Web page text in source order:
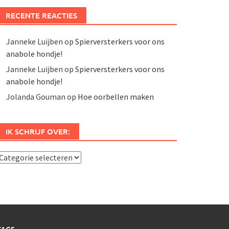
RECENTE REACTIES
Janneke Luijben op Spierversterkers voor ons
anabole hondje!
Janneke Luijben op Spierversterkers voor ons
anabole hondje!
Jolanda Gouman op Hoe oorbellen maken
IK SCHRIJF OVER: